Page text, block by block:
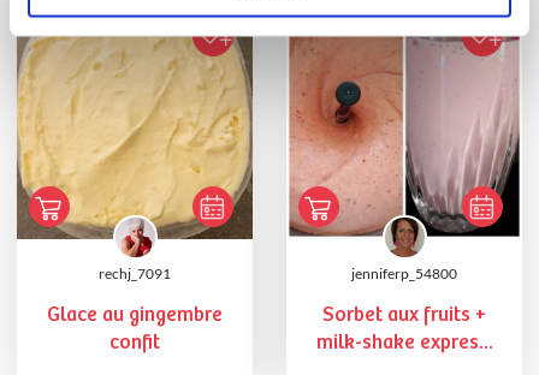
rechj_7091
Glace au gingembre
confit
jenniferp_54800
Sorbet aux fruits +
milk-shake expres...